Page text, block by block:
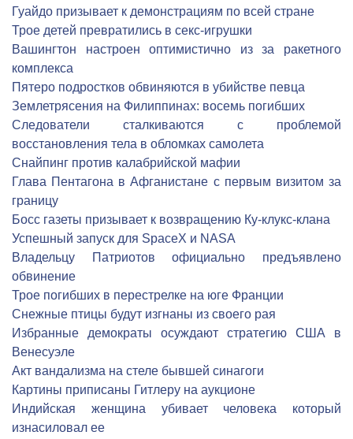
Гуайдо призывает к демонстрациям по всей стране
Трое детей превратились в секс-игрушки
Вашингтон настроен оптимистично из за ракетного
комплекса
Пятеро подростков обвиняются в убийстве певца
Землетрясения на Филиппинах: восемь погибших
Следователи сталкиваются с проблемой
восстановления тела в обломках самолета
Снайпинг против калабрийской мафии
Глава Пентагона в Афганистане с первым визитом за
границу
Босс газеты призывает к возвращению Ку-клукс-клана
Успешный запуск для SpaceX и NASA
Владельцу Патриотов официально предъявлено
обвинение
Трое погибших в перестрелке на юге Франции
Снежные птицы будут изгнаны из своего рая
Избранные демократы осуждают стратегию США в
Венесуэле
Акт вандализма на стеле бывшей синагоги
Картины приписаны Гитлеру на аукционе
Индийская женщина убивает человека который
изнасиловал ее